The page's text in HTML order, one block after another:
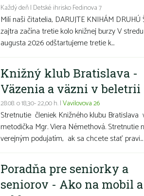
Každý deň | Detské ihrisko Fedinova 7
Milí naši čitatelia, DARUJTE KNIHÁM DRUHÚ
zajtra začína tretie kolo knižnej burzy V stredu
augusta 2026 odštartujeme tretie k...
Knižný klub Bratislava -
Väzenia a väzni v beletrii
28.08. o 18,30- 22,00 h. |Vavilovova 26
Stretnutie členiek Knižného klubu Bratislava
metodička Mgr. Viera Némethová. Stretnutie
verejným podujatím, ak sa chcete stať pravi...
Poradňa pre seniorky a
seniorov - Ako na mobil a